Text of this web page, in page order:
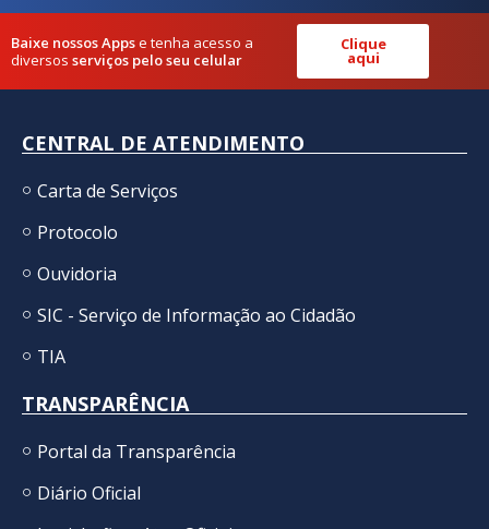
Baixe nossos Appse tenha acesso a
diversos serviços pelo seu celular
Clique
aqui
CENTRAL DE ATENDIMENTO
Carta de Serviços
Protocolo
Ouvidoria
SIC - Serviço de Informação ao Cidadão
TIA
TRANSPARÊNCIA
Portal da Transparência
Diário Oficial